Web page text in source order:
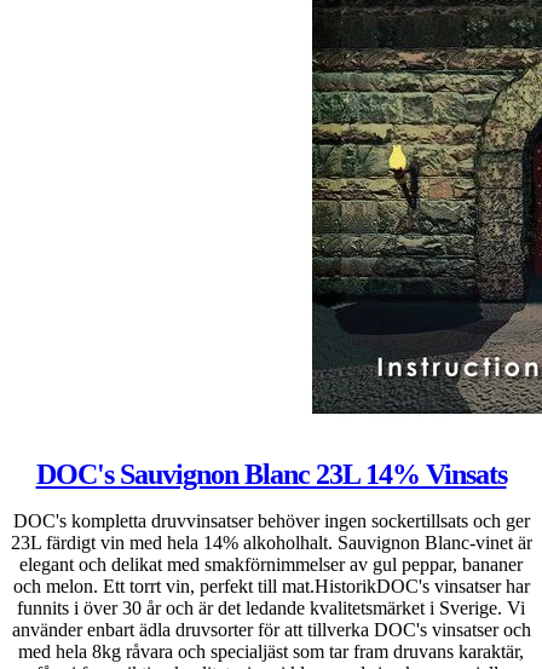
DOC's Sauvignon Blanc 23L 14% Vinsats
DOC's kompletta druvvinsatser behöver ingen sockertillsats och ger
23L färdigt vin med hela 14% alkoholhalt. Sauvignon Blanc-vinet är
elegant och delikat med smakförnimmelser av gul peppar, bananer
och melon. Ett torrt vin, perfekt till mat.HistorikDOC's vinsatser har
funnits i över 30 år och är det ledande kvalitetsmärket i Sverige. Vi
använder enbart ädla druvsorter för att tillverka DOC's vinsatser och
med hela 8kg råvara och specialjäst som tar fram druvans karaktär,